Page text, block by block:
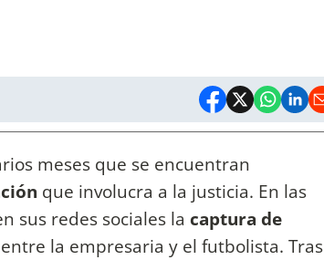
meses que se encuentran
que involucra a la justicia. En las
sus redes sociales la captura de
entre la empresaria y el futbolista. Tras